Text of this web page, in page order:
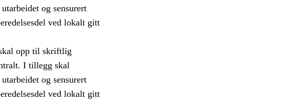
og sensurert
ved lokalt gitt
opp til skriftlig
I tillegg skal
og sensurert
ved lokalt gitt